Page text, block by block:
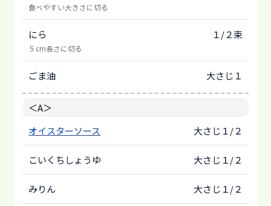
食べやすい大きさに切る
にら １/２束
５cm長さに切る
ごま油 大さじ１
＜A＞
オイスターソース
大さじ１/２
こいくちしょうゆ 大さじ１/２
みりん 大さじ１/２